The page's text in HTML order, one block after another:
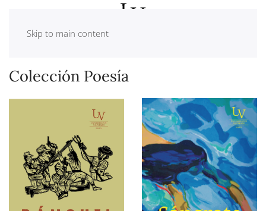
Skip to main content
Colección Poesía